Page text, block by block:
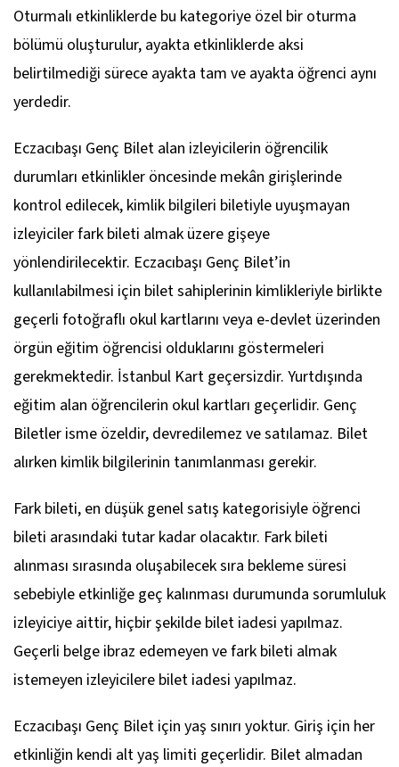
Oturmalı etkinliklerde bu kategoriye özel bir oturma
bölümü oluşturulur, ayakta etkinliklerde aksi
belirtilmediği sürece ayakta tam ve ayakta öğrenci aynı
yerdedir.
Eczacıbaşı Genç Bilet alan izleyicilerin öğrencilik
durumları etkinlikler öncesinde mekân girişlerinde
kontrol edilecek, kimlik bilgileri biletiyle uyuşmayan
izleyiciler fark bileti almak üzere gişeye
yönlendirilecektir. Eczacıbaşı Genç Bilet’in
kullanılabilmesi için bilet sahiplerinin kimlikleriyle birlikte
geçerli fotoğraflı okul kartlarını veya e-devlet üzerinden
örgün eğitim öğrencisi olduklarını göstermeleri
gerekmektedir. İstanbul Kart geçersizdir. Yurtdışında
eğitim alan öğrencilerin okul kartları geçerlidir. Genç
Biletler isme özeldir, devredilemez ve satılamaz. Bilet
alırken kimlik bilgilerinin tanımlanması gerekir.
Fark bileti, en düşük genel satış kategorisiyle öğrenci
bileti arasındaki tutar kadar olacaktır. Fark bileti
alınması sırasında oluşabilecek sıra bekleme süresi
sebebiyle etkinliğe geç kalınması durumunda sorumluluk
izleyiciye aittir, hiçbir şekilde bilet iadesi yapılmaz.
Geçerli belge ibraz edemeyen ve fark bileti almak
istemeyen izleyicilere bilet iadesi yapılmaz.
Eczacıbaşı Genç Bilet için yaş sınırı yoktur. Giriş için her
etkinliğin kendi alt yaş limiti geçerlidir. Bilet almadan